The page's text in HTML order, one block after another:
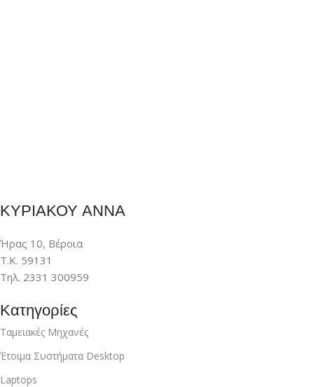
ΚΥΡΙΑΚΟΥ ΑΝΝΑ
Ήρας 10, Βέροια
Τ.Κ. 59131
Τηλ. 2331 300959
Κατηγορίες
Ταμειακές Μηχανές
Έτοιμα Συστήματα Desktop
Laptops